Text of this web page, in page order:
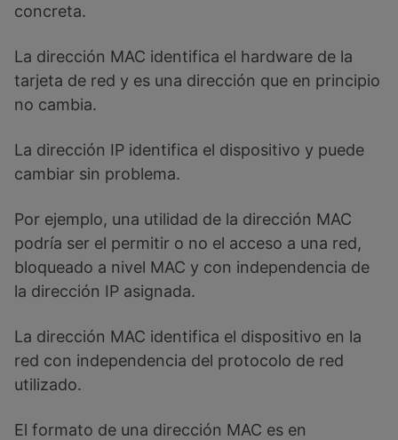
concreta.
La dirección MAC identifica el hardware de la
tarjeta de red y es una dirección que en principio
no cambia.
La dirección IP identifica el dispositivo y puede
cambiar sin problema.
Por ejemplo, una utilidad de la dirección MAC
podría ser el permitir o no el acceso a una red,
bloqueado a nivel MAC y con independencia de
la dirección IP asignada.
La dirección MAC identifica el dispositivo en la
red con independencia del protocolo de red
utilizado.
El formato de una dirección MAC es en